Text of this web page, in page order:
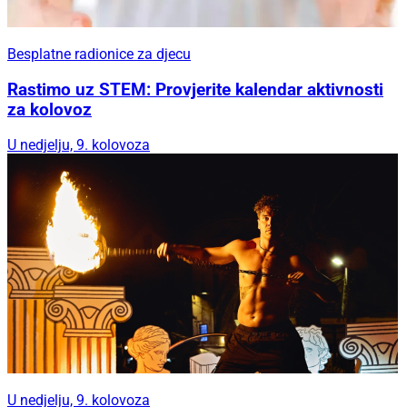
Besplatne radionice za djecu
Rastimo uz STEM: Provjerite kalendar aktivnosti
za kolovoz
U nedjelju, 9. kolovoza
U nedjelju, 9. kolovoza